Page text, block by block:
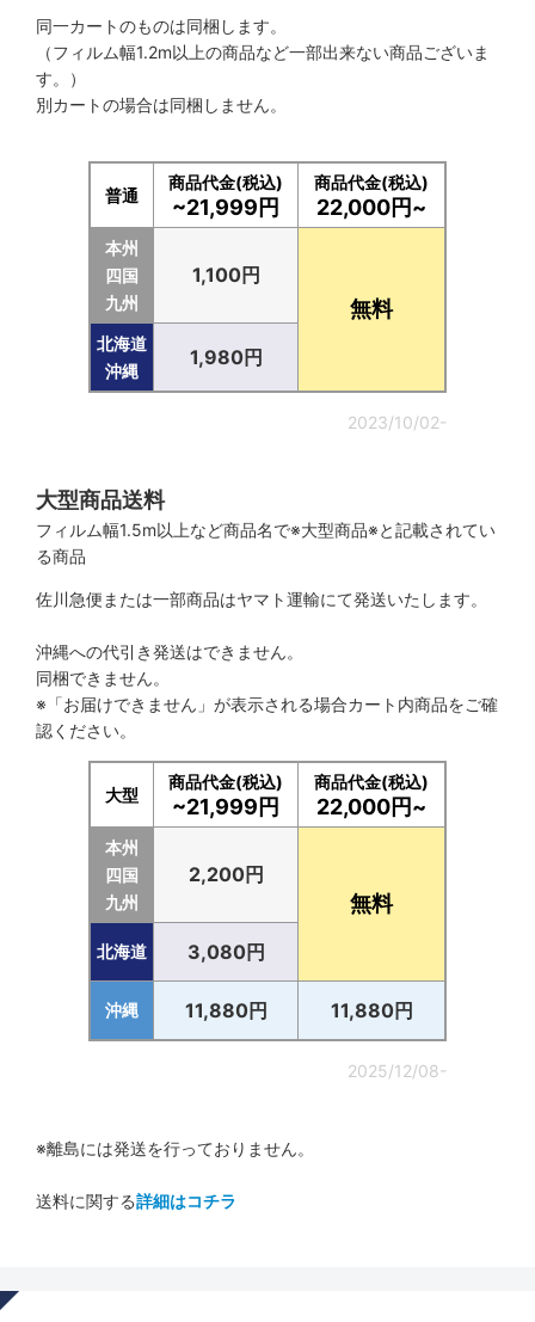
同一カートのものは同梱します。
（フィルム幅1.2m以上の商品など一部出来ない商品ございま
す。）
別カートの場合は同梱しません。
普通
商品代金(税込)
~21,999円
商品代金(税込)
22,000円~
本州
四国
九州
1,100円
無料
北海道
沖縄
1,980円
2023/10/02-
大型商品送料
フィルム幅1.5m以上など商品名で※大型商品※と記載されてい
る商品
佐川急便または一部商品はヤマト運輸にて発送いたします。
沖縄への代引き発送はできません。
同梱できません。
※「お届けできません」が表示される場合カート内商品をご確
認ください。
大型
商品代金(税込)
~21,999円
商品代金(税込)
22,000円~
本州
四国
九州
2,200円
無料
北海道 3,080円
沖縄 11,880円 11,880円
2025/12/08-
※離島には発送を行っておりません。
送料に関する詳細はコチラ